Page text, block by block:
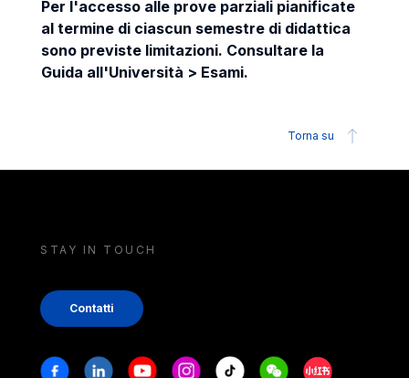
Per l'accesso alle prove parziali pianificate
al termine di ciascun semestre di didattica
sono previste limitazioni. Consultare la
Guida all'Università > Esami.
Torna su
STAY IN TOUCH
Contatti
Stay in touch
FacebookLinkedinYoutubeInstagram
Tiktok WeechatXiaohongshu/